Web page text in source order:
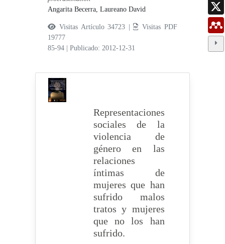
Angarita Becerra, Laureano David
Visitas Artículo 34723 |
Visitas PDF
19777
85-94
|Publicado: 2012-12-31
Representaciones
sociales de la
violencia de
género en las
relaciones
íntimas de
mujeres que han
sufrido malos
tratos y mujeres
que no los han
sufrido.